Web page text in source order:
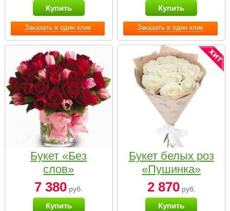
Заказать в один клик
Купить
Заказать в один клик
Купить
Букет «Без
слов»
7 380 руб.
Купить
Букет белых роз
«Пушинка»
2 870руб.
Купить